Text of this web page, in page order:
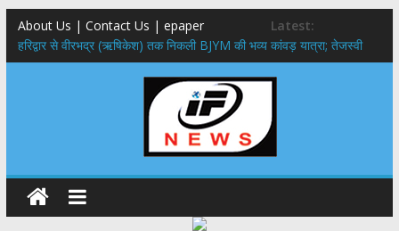
About Us | Contact Us | epaper
Latest:
​हरिद्वार से वीरभद्र (ऋषिकेश) तक निकली BJYM की भव्य कांवड़ यात्रा; तेजस्वी
सूर्या ने की देश व प्रदेशवासियों के कल्याण की कामना
नंदा की चौकी पुल हादसा: PWD के EE, AE और JE निलंबित, सीएम धामी के निर्देश
मुख्यमंत्री ने 9 लाख 87 हजार17 पेंशन लाभार्थियों को कुल 146 करोड़ 32 लाख
राष्ट्रीय हथकरघा दिवस पर मुख्यमंत्री धामी ने उत्कृष्ट बुनकरों और हस्तशिल्प
कारीगरों को किया सम्मानित
​धामी कैबिनेट का बड़ा फैसला: पशुपालकों को 60% तक सब्सिडी, गंगा एक्सप्रेसवे का
हरिद्वार तक होगा विस्तार